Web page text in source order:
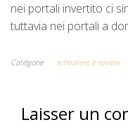
nei portali invertito ci
tuttavia nei portali a
Catégorie xcheaters it review
Laisser un